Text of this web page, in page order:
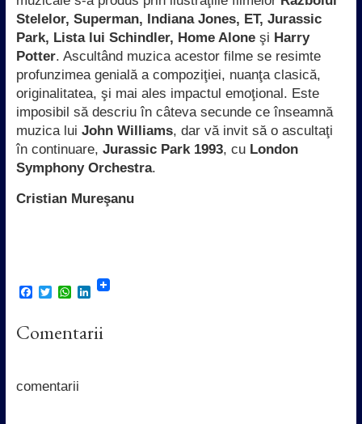
Stelelor, Superman, Indiana Jones, ET, Jurassic
Park, Lista lui Schindler, Home Aloneşi Harry
Potter. Ascultând muzica acestor filme se resimte
profunzimea genială a compoziţiei, nuanţa clasică,
originalitatea, şi mai ales impactul emoţional. Este
imposibil să descriu în câteva secunde ce înseamnă
muzica lui John Williams, dar vă invit să o ascultaţi
în continuare, Jurassic Park 1993, cu London
Symphony Orchestra.
Cristian Mureşanu
F
e
b
k
T
t
t
W
t
s
p
L
k
e
Comentarii
comentarii